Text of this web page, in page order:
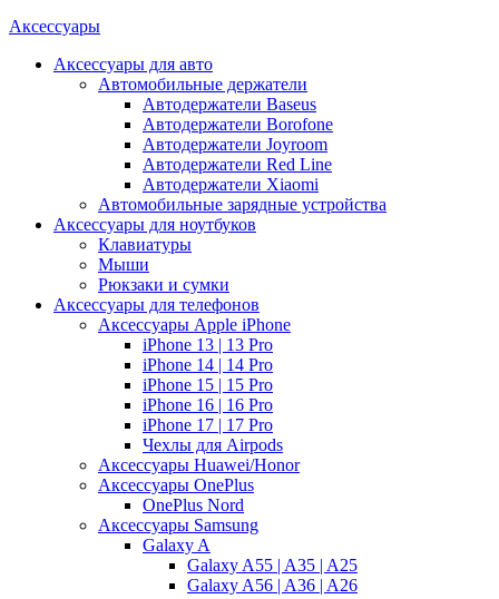
Аксессуары
Аксессуары для авто
Автомобильные держатели
Автодержатели Baseus
Автодержатели Borofone
Автодержатели Joyroom
Автодержатели Red Line
Автодержатели Xiaomi
Автомобильные зарядные устройства
Аксессуары для ноутбуков
Клавиатуры
Мыши
Рюкзаки и сумки
Аксессуары для телефонов
Аксессуары Apple iPhone
iPhone 13 | 13 Pro
iPhone 14 | 14 Pro
iPhone 15 | 15 Pro
iPhone 16 | 16 Pro
iPhone 17 | 17 Pro
Чехлы для Airpods
Аксессуары Huawei/Honor
Аксессуары OnePlus
OnePlus Nord
Аксессуары Samsung
Galaxy A
Galaxy A55 | A35 | A25
Galaxy A56 | A36 | A26